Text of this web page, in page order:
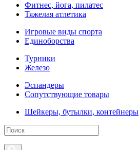
Фитнес, йога, пилатес
Тяжелая атлетика
Игровые виды спорта
Единоборства
Турники
Железо
Эспандеры
Сопутствующие товары
Шейкеры, бутылки, контейнеры